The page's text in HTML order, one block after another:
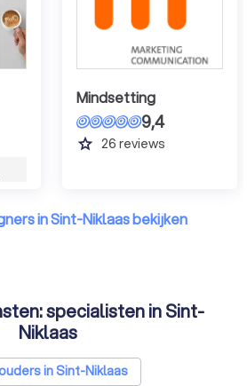
Mindsetting
9,4
grade 26 reviews
in Sint-Niklaas bekijken
specialisten in Sint-
Niklaas
in Sint-Niklaas